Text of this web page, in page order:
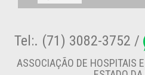
Tel:. (71) 3082-3752 /
ASSOCIAÇÃO DE HOSPITAIS